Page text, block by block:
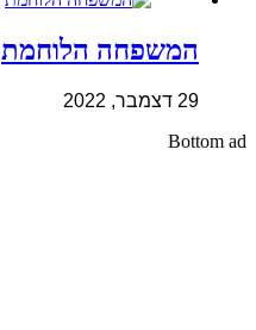
המשפחה הלוחמת
29 דצמבר, 2022
Bottom ad